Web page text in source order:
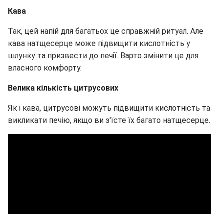
Кава
Так, цей напій для багатьох це справжній ритуал. Але
кава натщесерце може підвищити кислотність у
шлунку та призвести до печії. Варто змінити це для
власного комфорту.
Велика кількість цитрусових
Як і кава, цитрусові можуть підвищити кислотність та
викликати печію, якщо ви з'їсте їх багато натщесерце.